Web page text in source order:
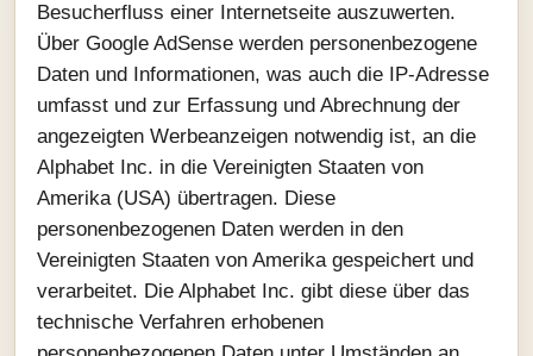
Besucherfluss einer Internetseite auszuwerten.
Über Google AdSense werden personenbezogene
Daten und Informationen, was auch die IP-Adresse
umfasst und zur Erfassung und Abrechnung der
angezeigten Werbeanzeigen notwendig ist, an die
Alphabet Inc. in die Vereinigten Staaten von
Amerika (USA) übertragen. Diese
personenbezogenen Daten werden in den
Vereinigten Staaten von Amerika gespeichert und
verarbeitet. Die Alphabet Inc. gibt diese über das
technische Verfahren erhobenen